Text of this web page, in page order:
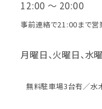
12:00 ～ 20:00
事前連絡で21:00まで営
月曜日、火曜日、水
無料駐車場3台有／水